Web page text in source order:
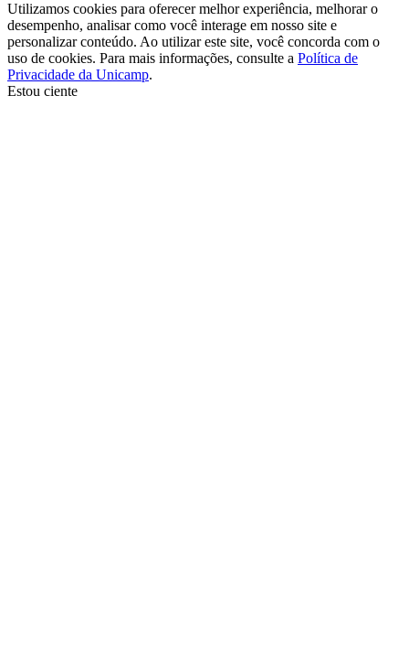
Utilizamos cookies para oferecer melhor experiência, melhorar o
desempenho, analisar como você interage em nosso site e
personalizar conteúdo. Ao utilizar este site, você concorda com o
uso de cookies. Para mais informações, consulte a Política de
Privacidade da Unicamp.
Estou ciente